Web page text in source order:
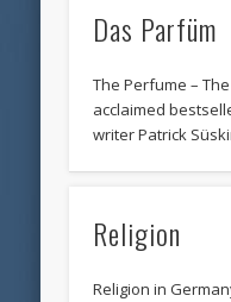
Das Parfüm
The Perfume –
acclaimed
writer Patrick
Religion
Religion in